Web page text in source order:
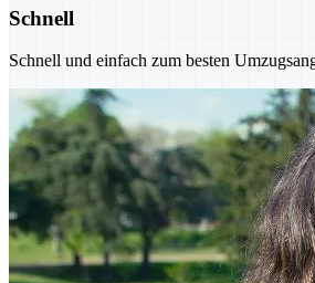
Schnell
Schnell und einfach zum besten